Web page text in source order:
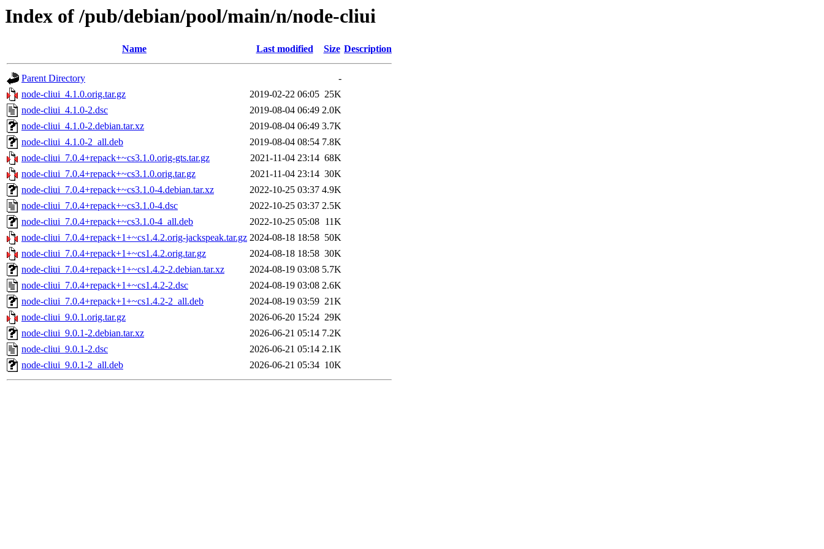
Index of /pub/debian/pool/main/n/node-cliui
Name Last modified Size Description
Parent Directory
-
node-cliui_4.1.0.orig.tar.gz
2019-02-22 06:05 25K
node-cliui_4.1.0-2.dsc
2019-08-04 06:49 2.0K
node-cliui_4.1.0-2.debian.tar.xz
2019-08-04 06:49 3.7K
node-cliui_4.1.0-2_all.deb
2019-08-04 08:54 7.8K
node-cliui_7.0.4+repack+~cs3.1.0.orig-gts.tar.gz
2021-11-04 23:14 68K
node-cliui_7.0.4+repack+~cs3.1.0.orig.tar.gz
2021-11-04 23:14 30K
node-cliui_7.0.4+repack+~cs3.1.0-4.debian.tar.xz
2022-10-25 03:37 4.9K
node-cliui_7.0.4+repack+~cs3.1.0-4.dsc
2022-10-25 03:37 2.5K
node-cliui_7.0.4+repack+~cs3.1.0-4_all.deb
2022-10-25 05:08 11K
node-cliui_7.0.4+repack+1+~cs1.4.2.orig-jackspeak.tar.gz 2024-08-18 18:58 50K
node-cliui_7.0.4+repack+1+~cs1.4.2.orig.tar.gz
2024-08-18 18:58 30K
node-cliui_7.0.4+repack+1+~cs1.4.2-2.debian.tar.xz
2024-08-19 03:08 5.7K
node-cliui_7.0.4+repack+1+~cs1.4.2-2.dsc
2024-08-19 03:08 2.6K
node-cliui_7.0.4+repack+1+~cs1.4.2-2_all.deb
2024-08-19 03:59 21K
node-cliui_9.0.1.orig.tar.gz
2026-06-20 15:24 29K
node-cliui_9.0.1-2.debian.tar.xz
2026-06-21 05:14 7.2K
node-cliui_9.0.1-2.dsc
2026-06-21 05:14 2.1K
node-cliui_9.0.1-2_all.deb
2026-06-21 05:34 10K